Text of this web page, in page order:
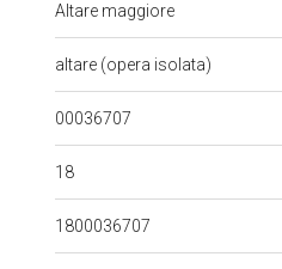
Altare maggiore
altare (opera isolata)
00036707
18
1800036707